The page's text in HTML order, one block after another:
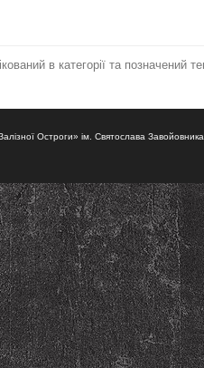
в категорії та позначений
Остроги» ім. Святослава Завойовника